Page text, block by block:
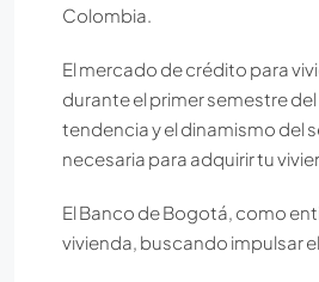
Colombia.
El mercado de crédito para
durante el primer semestre
tendencia y el dinamismo del
necesaria para adquirir tu
El Banco de Bogotá, como
vivienda, buscando impulsar